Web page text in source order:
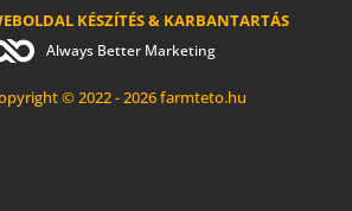
KÉSZÍTÉS & KARBANTARTÁS
Always Better Marketing
© 2022 - 2026 farmteto.hu